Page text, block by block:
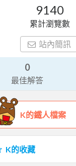
9140
累計瀏覽數
站內簡訊
0
最佳解答
K的鐵人檔案
K的收藏